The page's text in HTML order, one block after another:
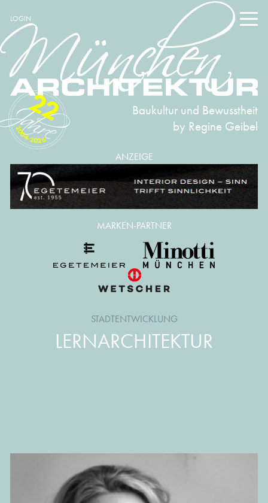
LOGIN
Baukultur und Bewusstheit
by Regine Geibel
2004-2026
22
ANZEIGE
STADTENTWICKLUNG
LERNARCHITEKTUR